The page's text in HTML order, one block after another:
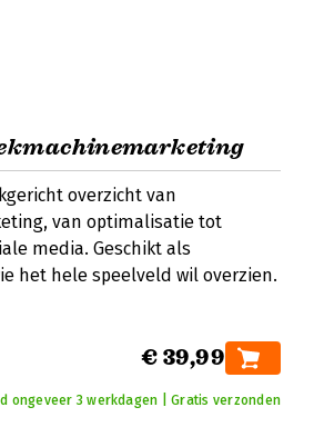
overzicht van
van optimalisatie tot
media. Geschikt als
het hele speelveld wil overzien.
€ 39,99
ongeveer 3 werkdagen | Gratis verzonden